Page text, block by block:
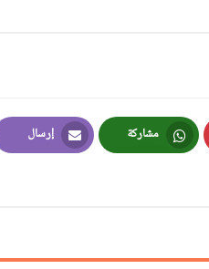
مشاركة
Whatsapp
إرسال
Email